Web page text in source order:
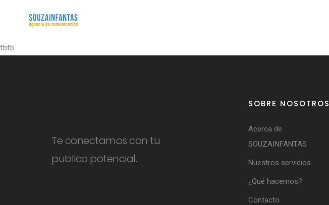
fbfb
Te conectamos con tu
publico potencial.
SOBRE NOSOTROS
Acerca de
SOUZAINFANTAS
Nuestros servicios
¿Qué hacemos?
Contacto